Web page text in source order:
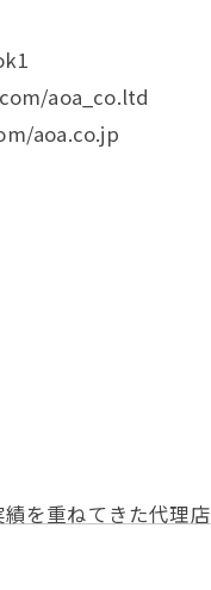
aoa_co.ltd
aoa.co.jp
を重ねてきた代理店